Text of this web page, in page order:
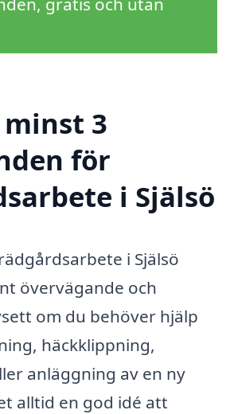
3
för
i Själsö
i Själsö
övervägande och
om du behöver hjälp
häckklippning,
anläggning av en ny
alltid en god idé att